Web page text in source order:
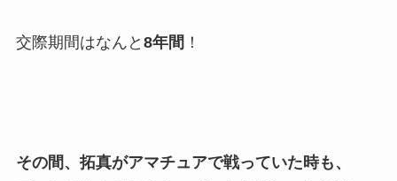
交際期間はなんと 8年間 ！
その間、拓真がアマチュアで戦っていた時も、